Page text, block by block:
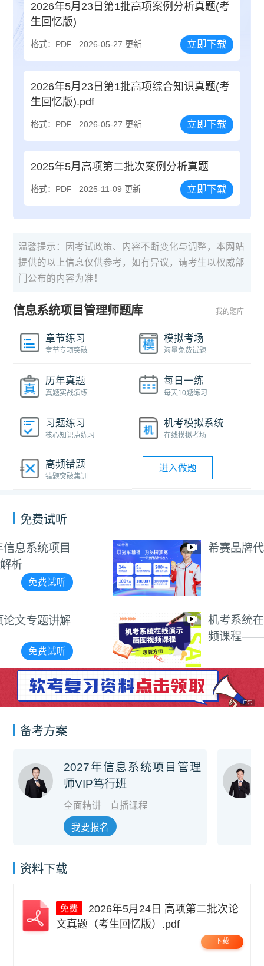
2026年5月23日第1批高项案例分析真题(考
生回忆版)
格式：PDF 2026-05-27 更新 立即下载
2026年5月23日第1批高项综合知识真题(考
生回忆版).pdf
格式：PDF 2026-05-27 更新 立即下载
2025年5月高项第二批次案例分析真题
格式：PDF 2025-11-09 更新 立即下载
温馨提示：因考试政策、内容不断变化与调整，本网站
提供的以上信息仅供参考，如有异议，请考生以权威部
门公布的内容为准！
信息系统项目管理师题库 我的题库
章节练习
章节专项突破
模拟考场
海量免费试题
历年真题
真题实战演练
每日一练
每天10题练习
习题练习
核心知识点练习
机考模拟系统
在线模拟考场
高频错题
错题突破集训
进入做题
免费试听
希赛品牌代言视频
免费试听
机考系统在线演示画图视
频课程——项管方向
免费试听
广告
备考方案
2027年信息系统项目管理
师VIP笃行班
全面精讲 直播课程
我要报名
资料下载
文真题（考生回忆版）.pdf
下载